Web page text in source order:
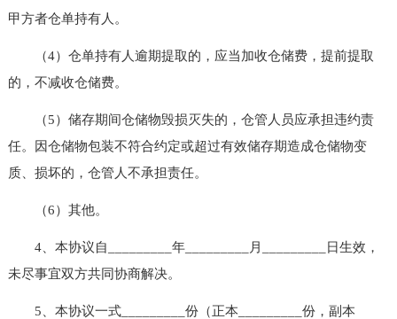
甲方者仓单持有人。
（4）仓单持有人逾期提取的，应当加收仓储费，提前提取
的，不减收仓储费。
（5）储存期间仓储物毁损灭失的，仓管人员应承担违约责
任。因仓储物包装不符合约定或超过有效储存期造成仓储物变
质、损坏的，仓管人不承担责任。
（6）其他。
4、本协议自_________年_________月_________日生效，
未尽事宜双方共同协商解决。
5、本协议一式_________份（正本_________份，副本